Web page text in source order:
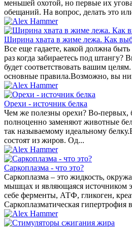
меньшей охотой, но первые их
обещаний. На вопрос, делать это
Ширина хвата в жиме лежа. Как
Все еще гадаете, какой должна
раз когда забираетесь под штангу?
будет соответствовать вашим
основные правила.Возможно, вы
Орехи - источник белка
Чем же полезны орехи? Во-первых,
полноценно заменяют животные
так называемому идеальному
состоят из жиров. Од...
Саркоплазма - что это?
Саркоплазма – это жидкость,
мышцах и являющаяся источником
себе ферменты, АТФ, гликоген,
Саркоплазматическая гипертрофия